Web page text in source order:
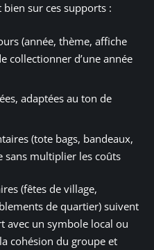
sur ces supports :
(année, thème, affiche
collectionner d’une année
adaptées au ton de
(tote bags, bandeaux,
sans multiplier les coûts
(fêtes de village,
de quartier) suivent
avec un symbole local ou
cohésion du groupe et